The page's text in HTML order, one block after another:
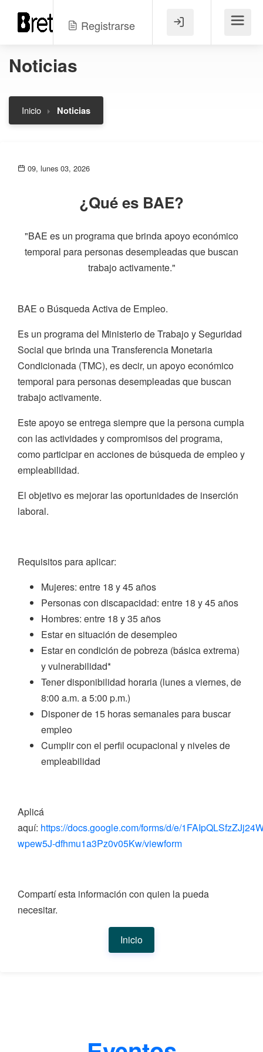
Registrarse Menú
Noticias
Inicio Noticias
09, lunes 03, 2026
¿Qué es BAE?
"BAE es un programa que brinda apoyo económico
temporal para personas desempleadas que buscan
trabajo activamente."
BAE o Búsqueda Activa de Empleo.
Es un programa del Ministerio de Trabajo y Seguridad
Social que brinda una Transferencia Monetaria
Condicionada (TMC), es decir, un apoyo económico
temporal para personas desempleadas que buscan
trabajo activamente.
Este apoyo se entrega siempre que la persona cumpla
con las actividades y compromisos del programa,
como participar en acciones de búsqueda de empleo y
empleabilidad.
El objetivo es mejorar las oportunidades de inserción
laboral.
Requisitos para aplicar:
Mujeres: entre 18 y 45 años
Personas con discapacidad: entre 18 y 45 años
Hombres: entre 18 y 35 años
Estar en situación de desempleo
Estar en condición de pobreza (básica extrema)
y vulnerabilidad*
Tener disponibilidad horaria (lunes a viernes, de
8:00 a.m. a 5:00 p.m.)
Disponer de 15 horas semanales para buscar
empleo
Cumplir con el perfil ocupacional y niveles de
empleabilidad
Aplicá
aquí: https://docs.google.com/forms/d/e/
wpew5J-dfhmu1a3Pz0v05Kw/viewform
Compartí esta información con quien la pueda
necesitar.
Inicio